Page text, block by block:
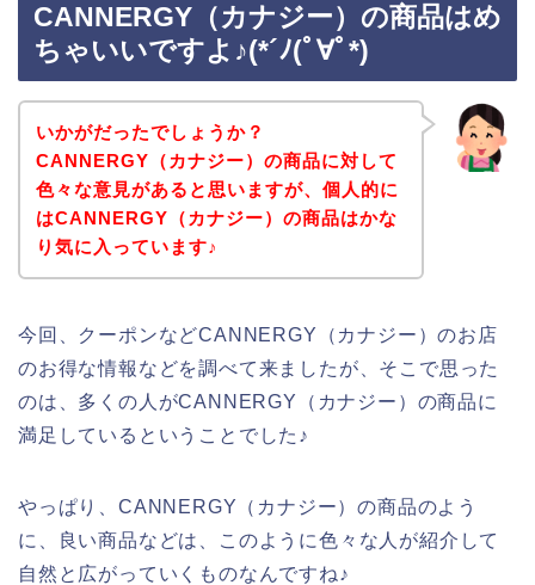
CANNERGY（カナジー）の商品はめ
ちゃいいですよ♪(*´ﾉ(ﾟ∀ﾟ*)
いかがだったでしょうか？
CANNERGY（カナジー）の商品に対して
色々な意見があると思いますが、個人的に
はCANNERGY（カナジー）の商品はかな
り気に入っています♪
今回、クーポンなどCANNERGY（カナジー）のお店
のお得な情報などを調べて来ましたが、そこで思った
のは、多くの人がCANNERGY（カナジー）の商品に
満足しているということでした♪
やっぱり、CANNERGY（カナジー）の商品のよう
に、良い商品などは、このように色々な人が紹介して
自然と広がっていくものなんですね♪